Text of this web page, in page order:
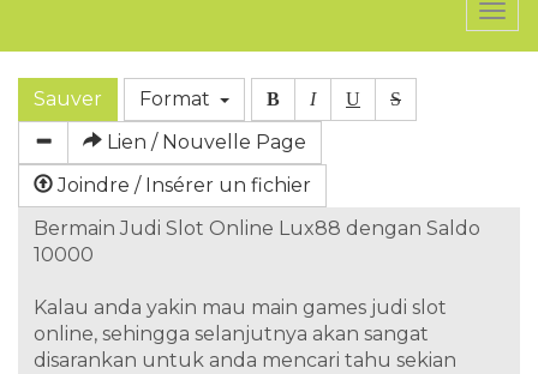
Sauver Format B I U S
Lien / Nouvelle Page
Joindre / Insérer un fichier